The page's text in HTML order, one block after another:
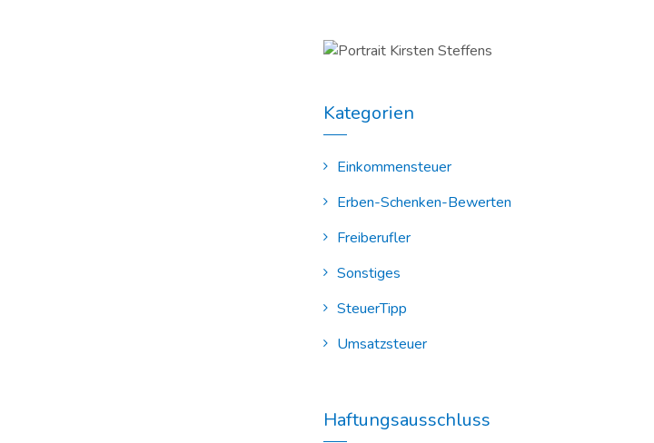
Kategorien
Einkommensteuer
Erben-Schenken-Bewerten
Freiberufler
Sonstiges
SteuerTipp
Umsatzsteuer
Haftungsausschluss